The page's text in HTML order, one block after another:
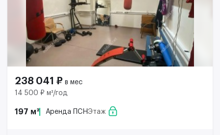
238 041 ₽ в мес
14 500 ₽ м²/год
197 м² Аренда ПСНЭтаж